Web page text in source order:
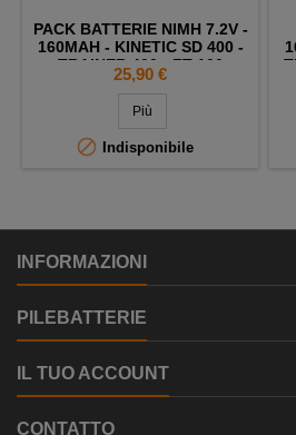
PACK BATTERIE NIMH 7.2V -
160MAH - KINETIC SD 400 -
TRAINER 400 - FT 100
Prezzo
25,90 €
Più
 Indisponibile
INFORMAZIONI
PILEBATTERIE
IL TUO ACCOUNT
CONTATTO